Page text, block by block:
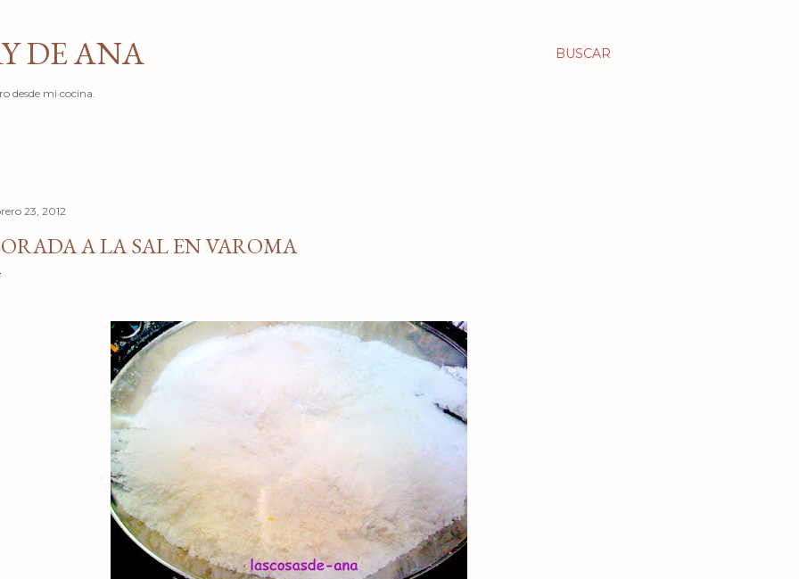
BUSCAR
DE ANA
desde mi cocina.
23, 2012
A LA SAL EN VAROMA